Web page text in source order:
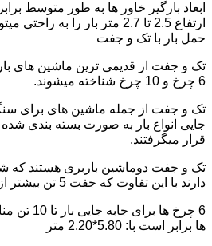
ارتفاع 2.5 تا 2.7 متر بار را به راحتی میتوان روی آنها قرار داد.
حمل بار با تک و جفت
تک و جفت از قدیمی ترین ماشین های
6 چرخ و 10 چرخ شناخته میشوند.
تک و جفت از جمله ماشین های برای
جایی انواع بار به صورت بسته بندی شده
قرار میگرفتند.
تک و جفت دوماشین باربری هستند که
دارند با این تفاوت که جفت 5 تن بیشتر از تک بار حمل میکند.
6 چرخ ها
ها برابر است با: 5.80*2.20 متر